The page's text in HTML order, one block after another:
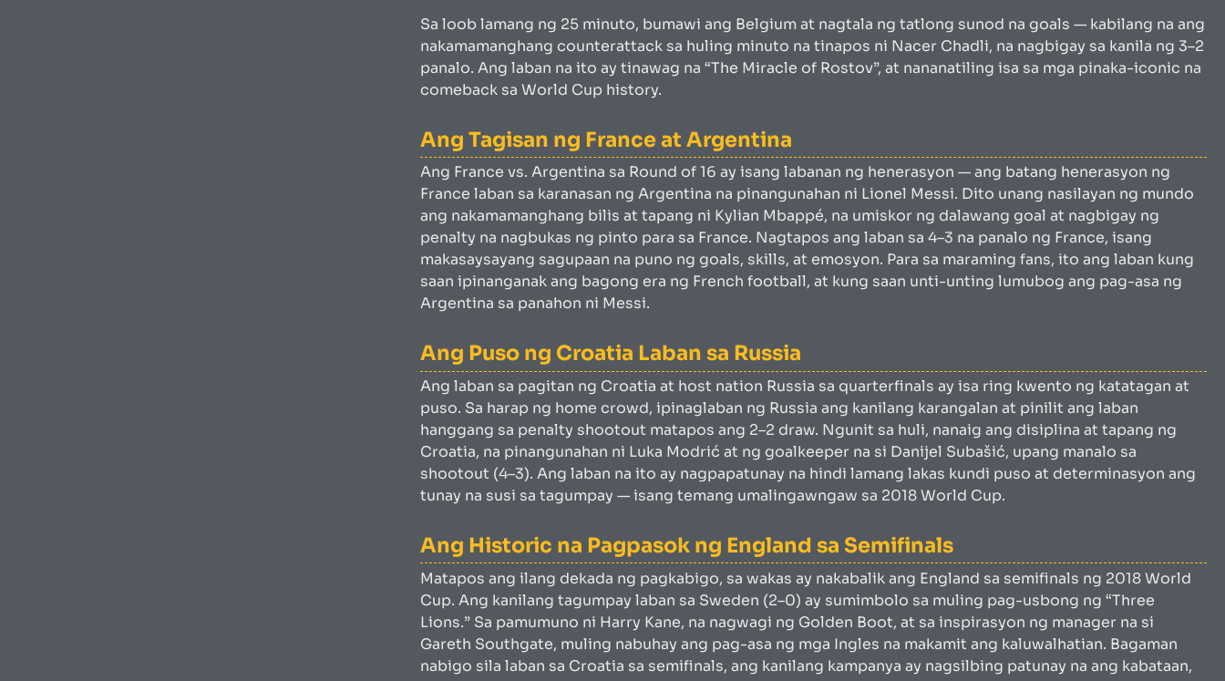
Sa loob lamang ng 25 minuto, bumawi ang Belgium at nagtala ng tatlong sunod na goals — kabilang na ang
nakamamanghang counterattack sa huling minuto na tinapos ni Nacer Chadli, na nagbigay sa kanila ng 3–2
panalo. Ang laban na ito ay tinawag na “The Miracle of Rostov”, at nananatiling isa sa mga pinaka-iconic na
comeback sa World Cup history.
Ang Tagisan ng France at Argentina
Ang France vs. Argentina sa Round of 16 ay isang labanan ng henerasyon — ang batang henerasyon ng
France laban sa karanasan ng Argentina na pinangunahan ni Lionel Messi. Dito unang nasilayan ng mundo
ang nakamamanghang bilis at tapang ni Kylian Mbappé, na umiskor ng dalawang goal at nagbigay ng
penalty na nagbukas ng pinto para sa France. Nagtapos ang laban sa 4–3 na panalo ng France, isang
makasaysayang sagupaan na puno ng goals, skills, at emosyon. Para sa maraming fans, ito ang laban kung
saan ipinanganak ang bagong era ng French football, at kung saan unti-unting lumubog ang pag-asa ng
Argentina sa panahon ni Messi.
Ang Puso ng Croatia Laban sa Russia
Ang laban sa pagitan ng Croatia at host nation Russia sa quarterfinals ay isa ring kwento ng katatagan at
puso. Sa harap ng home crowd, ipinaglaban ng Russia ang kanilang karangalan at pinilit ang laban
hanggang sa penalty shootout matapos ang 2–2 draw. Ngunit sa huli, nanaig ang disiplina at tapang ng
Croatia, na pinangunahan ni Luka Modrić at ng goalkeeper na si Danijel Subašić, upang manalo sa
shootout (4–3). Ang laban na ito ay nagpapatunay na hindi lamang lakas kundi puso at determinasyon ang
tunay na susi sa tagumpay — isang temang umalingawngaw sa 2018 World Cup.
Ang Historic na Pagpasok ng England sa Semifinals
Matapos ang ilang dekada ng pagkabigo, sa wakas ay nakabalik ang England sa semifinals ng 2018 World
Cup. Ang kanilang tagumpay laban sa Sweden (2–0) ay sumimbolo sa muling pag-usbong ng “Three
Lions.” Sa pamumuno ni Harry Kane, na nagwagi ng Golden Boot, at sa inspirasyon ng manager na si
Gareth Southgate, muling nabuhay ang pag-asa ng mga Ingles na makamit ang kaluwalhatian. Bagaman
nabigo sila laban sa Croatia sa semifinals, ang kanilang kampanya ay nagsilbing patunay na ang kabataan,